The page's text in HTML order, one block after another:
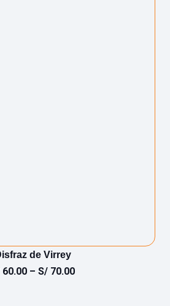
de Virrey
60.00 – S/ 70.00